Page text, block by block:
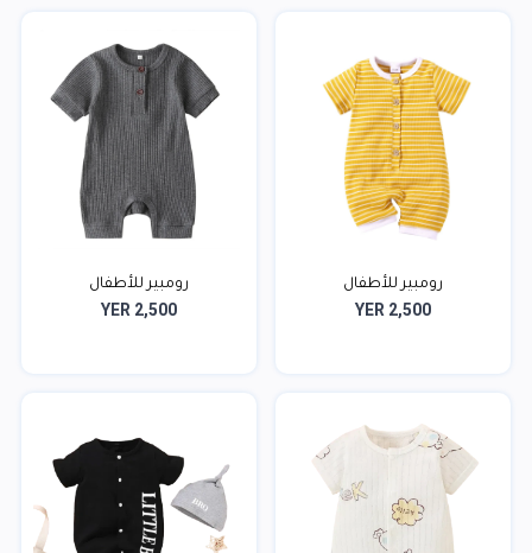
رومبير للأطفال
YER 2,500
رومبير للأطفال
YER 2,500